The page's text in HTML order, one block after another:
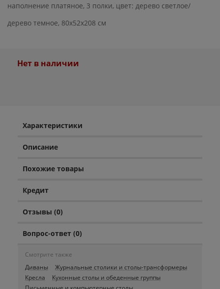
наполнение платяное, 3 полки, цвет: дерево светлое/
дерево темное, 80x52x208 см
Нет в наличии
Характеристики
Описание
Похожие товары
Кредит
Отзывы (0)
Вопрос-ответ (0)
Смотрите также
Диваны
Журнальные столики и столы-трансформеры
Кресла
Кухонные столы и обеденные группы